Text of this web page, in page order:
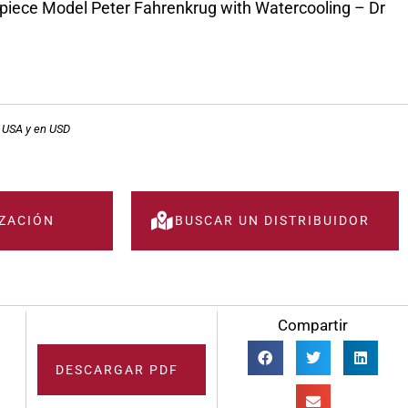
Model Peter Fahrenkrug with Watercooling – Dr
y en USD
BUSCAR UN DISTRIBUIDOR
DESCARGAR PDF
Compartir